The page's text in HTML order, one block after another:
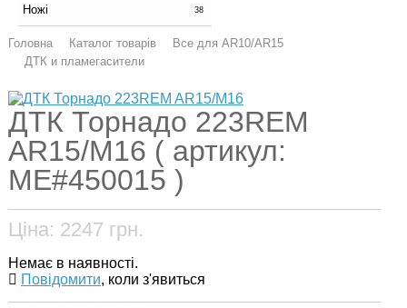
Ножі 38
Головна Каталог товарів
Все для AR10/AR15
ДТК и пламегасители
ДТК Торнадо 223REM
AR15/М16 ( артикул:
ME#450015 )
Ціна: 2247 грн.
Немає в наявності.
Повідомити, коли з'явиться